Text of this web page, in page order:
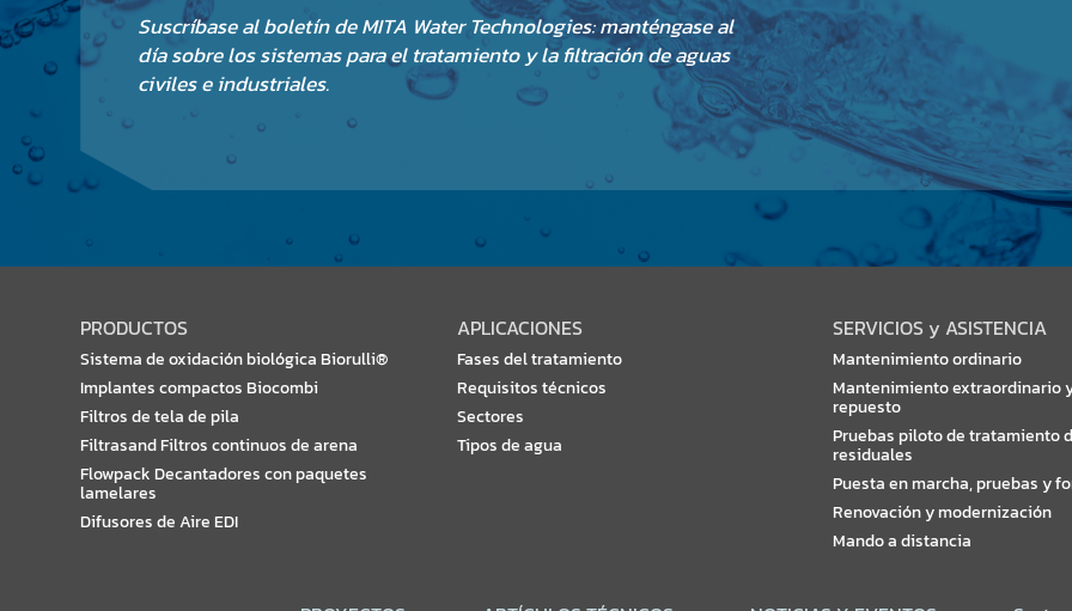
Suscríbase al boletín de MITA Water Technologies: manténgase al
día sobre los sistemas para el tratamiento y la filtración de aguas
civiles e industriales.
PRODUCTOS
Sistema de oxidación biológica Biorulli®
Implantes compactos Biocombi
Filtros de tela de pila
Filtrasand Filtros continuos de arena
Flowpack Decantadores con paquetes
lamelares
Difusores de Aire EDI
APLICACIONES
Fases del tratamiento
Requisitos técnicos
Sectores
Tipos de agua
SERVICIOS y ASISTENCIA
Mantenimiento ordinario
Mantenimiento extraordinario
repuesto
Pruebas piloto de tratamiento
residuales
Puesta en marcha, pruebas y
Renovación y modernización
Mando a distancia